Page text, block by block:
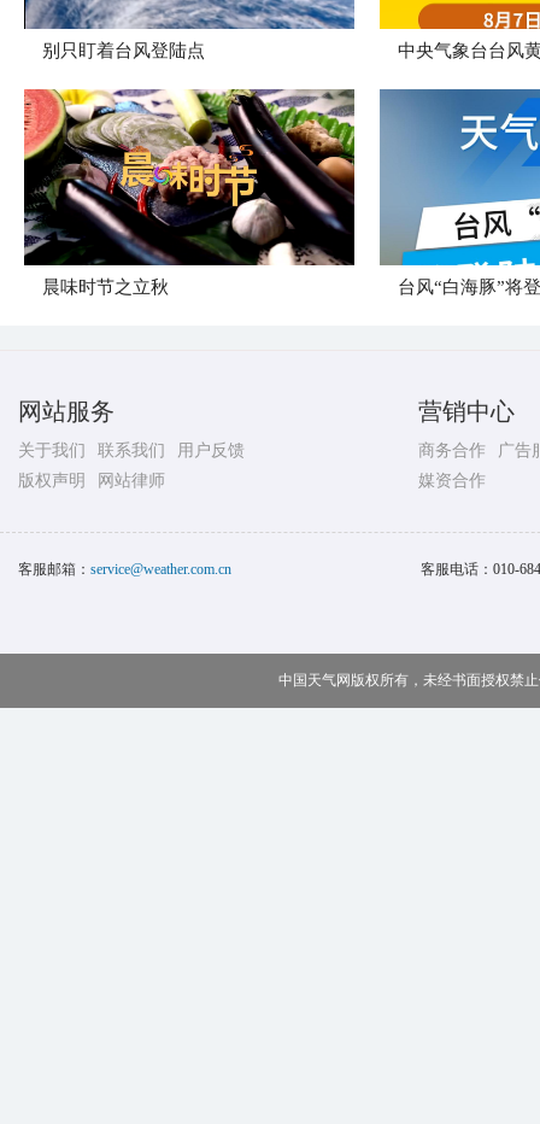
别只盯着台风登陆点 中央气象台台风
晨味时节之立秋 台风“白海豚”将
网站服务
关于我们 联系我们
用户反馈
版权声明
网站律师
营销中心
商务合作
广告
媒资合作
客服邮箱： service@weather.com.cn 客服电话： 010-
中国天气网版权所有，未经书面授权